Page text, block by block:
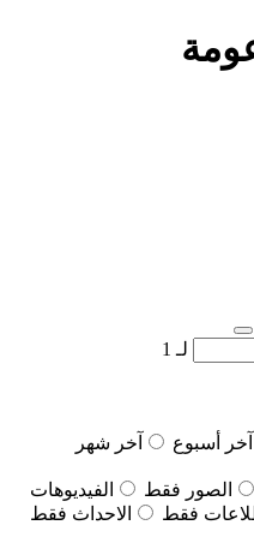
لـ 1
آخر أسبوع
آخر شهر
الصور فقط
الفيديوهات
فقط الاحداث فقط